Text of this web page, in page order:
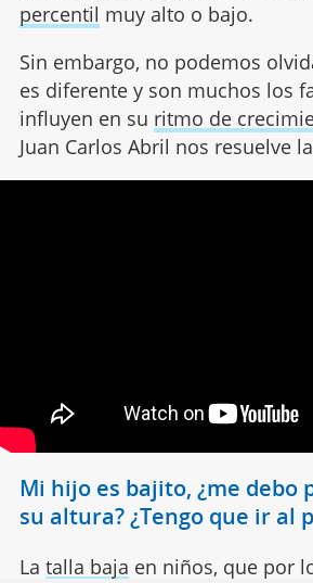
percentil muy alto o bajo.
Sin embargo, no podemos
es diferente y son muchos los
influyen en su ritmo de
Juan Carlos Abril nos resuelve
Mi hijo es bajito, ¿me debo
su altura? ¿Tengo que ir al
La talla baja en niños, que por